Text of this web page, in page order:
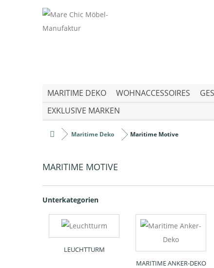
MARITIME DEKO WOHNACCESSOIRES
EXKLUSIVE MARKEN
Maritime Deko Maritime Motive
MARITIME MOTIVE
Unterkategorien
LEUCHTTURM
MARITIME ANKER-DEKO